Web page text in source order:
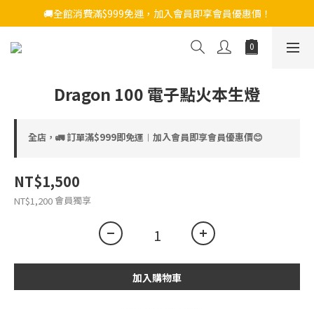
🚚全館消費滿$999免運，加入會員即享會員優惠價！
Dragon 100 電子點火本生燈
全店，🚛 訂單滿$999即免運︱加入會員即享會員優惠價😊
NT$1,500
NT$1,200會員獨享
加入購物車